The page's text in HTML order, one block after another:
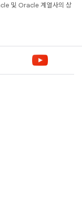
및 Oracle 계열사의 상